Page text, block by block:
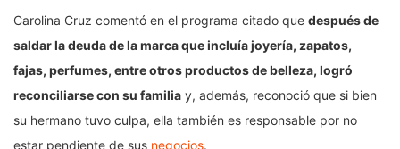
Carolina Cruz comentó en el programa citado que después de
saldar la deuda de la marca que incluía joyería, zapatos,
fajas, perfumes, entre otros productos de belleza, logró
reconciliarse con su familia y, además, reconoció que si bien
su hermano tuvo culpa, ella también es responsable por no
estar pendiente de sus negocios.